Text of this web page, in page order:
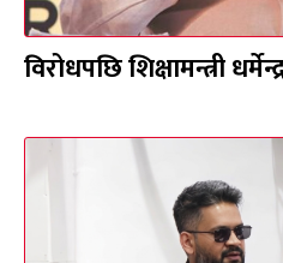
विरोधपछि शिक्षामन्त्री